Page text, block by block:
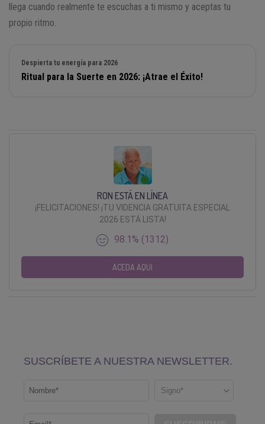
llega cuando realmente te escuchas a ti mismo y aceptas tu
propio ritmo.
Despierta tu energía para 2026
Ritual para la Suerte en 2026: ¡Atrae el Éxito!
RON ESTÁ EN LÍNEA
¡FELICITACIONES! ¡TU VIDENCIA GRATUITA ESPECIAL
2026 ESTÁ LISTA!
98.1% (1312)
ACEDA AQUI